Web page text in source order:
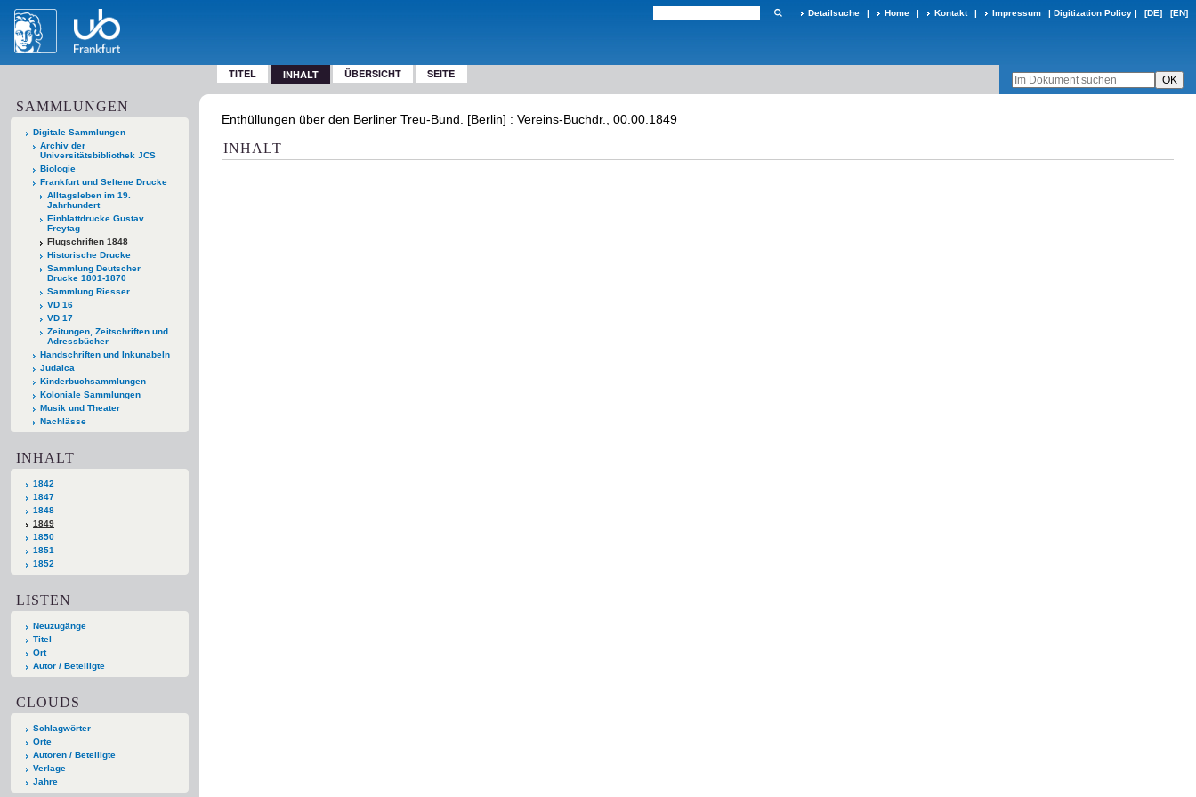
Detailsuche | Home | Kontakt | Impressum | Digitization Policy | [DE] [EN]
TITEL INHALT ÜBERSICHT SEITE
SAMMLUNGEN
Digitale Sammlungen
Archiv der
Universitätsbibliothek JCS
Biologie
Frankfurt und Seltene Drucke
Alltagsleben im 19.
Jahrhundert
Einblattdrucke Gustav
Freytag
Flugschriften 1848
Historische Drucke
Sammlung Deutscher
Drucke 1801-1870
Sammlung Riesser
VD 16
VD 17
Zeitungen, Zeitschriften und
Adressbücher
Handschriften und Inkunabeln
Judaica
Kinderbuchsammlungen
Koloniale Sammlungen
Musik und Theater
Nachlässe
INHALT
1842
1847
1848
1849
1850
1851
1852
LISTEN
Neuzugänge
Titel
Ort
Autor / Beteiligte
CLOUDS
Schlagwörter
Orte
Autoren / Beteiligte
Verlage
Jahre
Enthüllungen über den Berliner Treu-Bund. [Berlin] : Vereins-Buchdr., 00.00.1849
INHALT